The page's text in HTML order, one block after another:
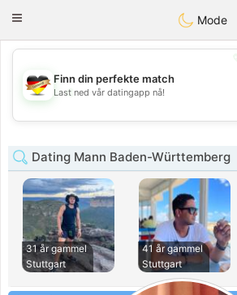
Deutsch Dating
Toggle
Mode
💖
💕
Finn din perfekte match
Last ned vår datingapp nå!
Dating Mann Baden-Württemberg
31 år gammel
Stuttgart
41 år gammel
Stuttgart